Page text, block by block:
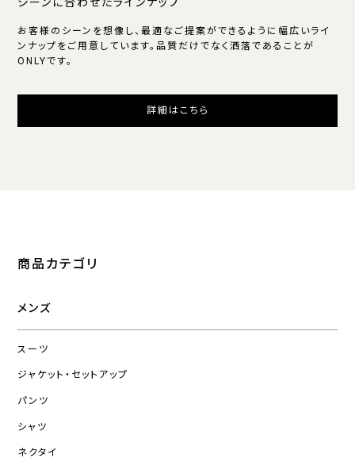
お客様のシーンを想像し、最適なご提案ができるように幅広いライ
ンナップをご用意しています。品質だけでなく洒落であることが
ONLYです。
詳細はこちら
商品カテゴリ
メンズ
スーツ
ジャケット・セットアップ
パンツ
シャツ
ネクタイ